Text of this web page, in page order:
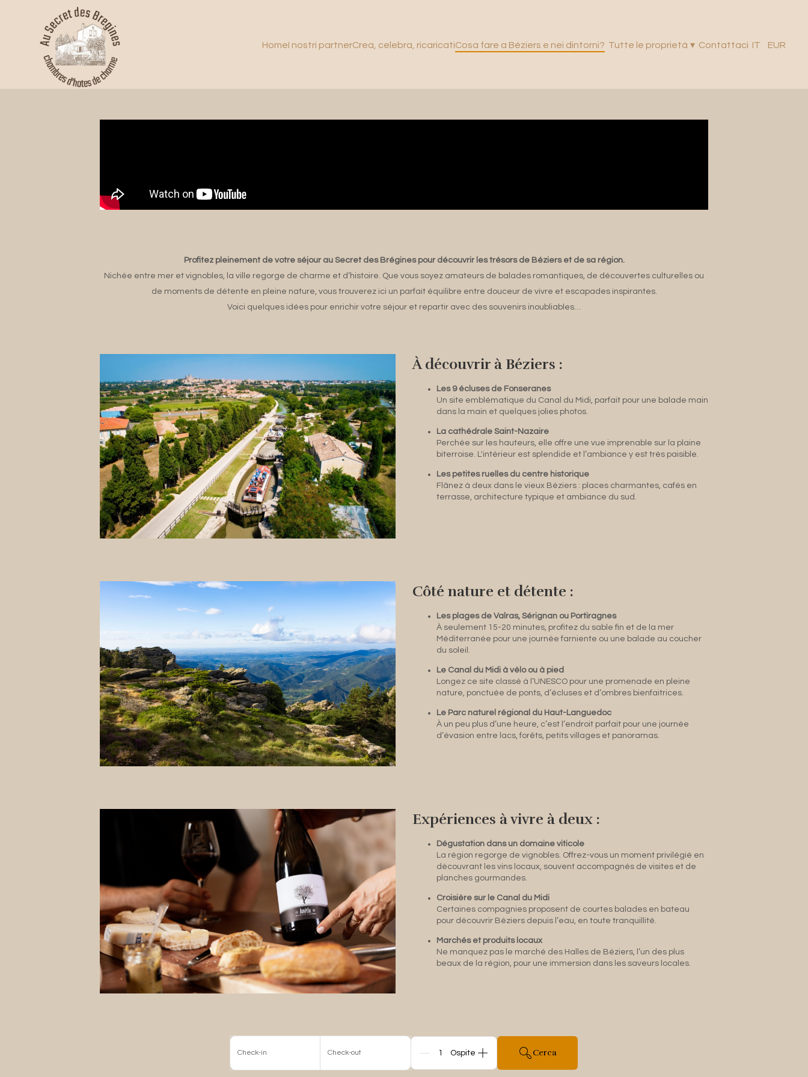
HomeI nostri partnerCrea, celebra, ricaricatiCosa fare a Béziers e nei dintorni? Tutte le proprietà ▾ Contattaci IT EUR
Profitez pleinement de votre séjour au Secret des Brégines pour découvrir les trésors de Béziers et de sa région.
Nichée entre mer et vignobles, la ville regorge de charme et d’histoire. Que vous soyez amateurs de balades romantiques, de découvertes culturelles ou
de moments de détente en pleine nature, vous trouverez ici un parfait équilibre entre douceur de vivre et escapades inspirantes.
Voici quelques idées pour enrichir votre séjour et repartir avec des souvenirs inoubliables…
À découvrir à Béziers :
Les 9 écluses de Fonseranes
Un site emblématique du Canal du Midi, parfait pour une balade main
dans la main et quelques jolies photos.
La cathédrale Saint-Nazaire
Perchée sur les hauteurs, elle offre une vue imprenable sur la plaine
biterroise. L'intérieur est splendide et l’ambiance y est très paisible.
Les petites ruelles du centre historique
Flânez à deux dans le vieux Béziers : places charmantes, cafés en
terrasse, architecture typique et ambiance du sud.
Côté nature et détente :
Les plages de Valras, Sérignan ou Portiragnes
À seulement 15-20 minutes, profitez du sable fin et de la mer
Méditerranée pour une journée farniente ou une balade au coucher
du soleil.
Le Canal du Midi à vélo ou à pied
Longez ce site classé à l’UNESCO pour une promenade en pleine
nature, ponctuée de ponts, d’écluses et d’ombres bienfaitrices.
Le Parc naturel régional du Haut-Languedoc
À un peu plus d’une heure, c’est l’endroit parfait pour une journée
d’évasion entre lacs, forêts, petits villages et panoramas.
Expériences à vivre à deux :
Dégustation dans un domaine viticole
La région regorge de vignobles. Offrez-vous un moment privilégié en
découvrant les vins locaux, souvent accompagnés de visites et de
planches gourmandes.
Croisière sur le Canal du Midi
Certaines compagnies proposent de courtes balades en bateau
pour découvrir Béziers depuis l’eau, en toute tranquillité.
Marchés et produits locaux
Ne manquez pas le marché des Halles de Béziers, l’un des plus
beaux de la région, pour une immersion dans les saveurs locales.
Check-in Check-out Persone Cerca